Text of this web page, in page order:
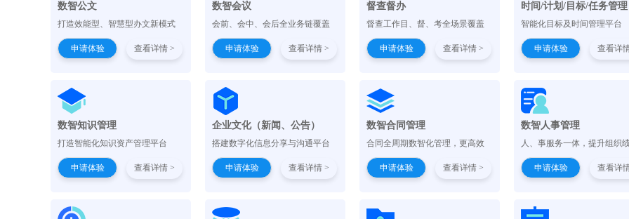
数智公文
打造效能型、智慧型办文新模式
申请体验 查看详情 >
数智会议
会前、会中、会后全业务链覆盖
申请体验 查看详情 >
督查督办
督查工作目、督、考全场景覆盖
申请体验 查看详情 >
时间/计划/目标/任务管理
智能化目标及时间管理平台
申请体验 查看详
数智知识管理
打造智能化知识资产管理平台
申请体验 查看详情 >
企业文化（新闻、公告）
搭建数字化信息分享与沟通平台
申请体验 查看详情 >
数智合同管理
合同全周期数智化管理，更高效
申请体验 查看详情 >
数智人事管理
人、事服务一体，提升组织
申请体验 查看详